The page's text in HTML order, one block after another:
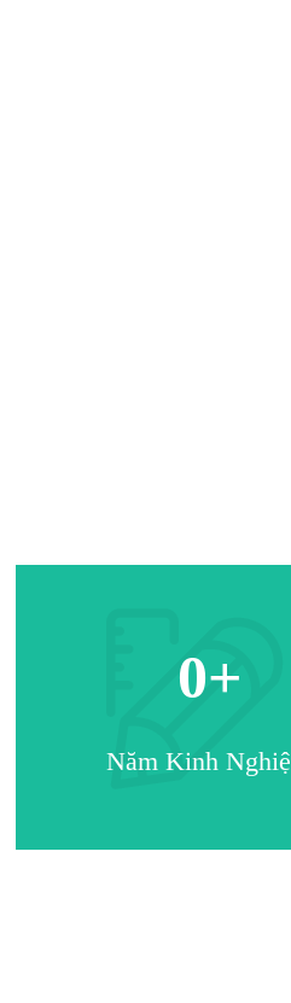
0+
Năm Kinh